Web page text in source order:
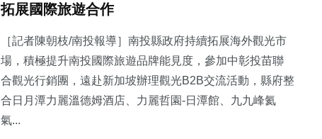
拓展國際旅遊合作
［記者陳朝枝/南投報導］南投縣政府持續拓展海外觀光市
場，積極提升南投國際旅遊品牌能見度，參加中彰投苗聯
合觀光行銷團，遠赴新加坡辦理觀光B2B交流活動，縣府整
合日月潭力麗溫德姆酒店、力麗哲園-日潭館、九九峰氦
氣...